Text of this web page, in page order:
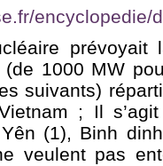
encyclopedie/
1000 MW
suivants)
; Il
(1), Binh
veulent pas